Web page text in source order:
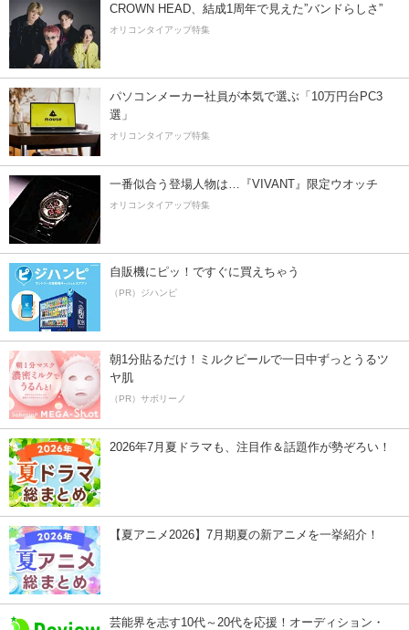
CROWN HEAD、結成1周年で見えた”バンドらしさ”
オリコンタイアップ特集
パソコンメーカー社員が本気で選ぶ「10万円台PC3
選」
オリコンタイアップ特集
一番似合う登場人物は…『VIVANT』限定ウオッチ
オリコンタイアップ特集
自販機にピッ！ですぐに買えちゃう
（PR）ジハンピ
朝1分貼るだけ！ミルクピールで一日中ずっとうるツ
ヤ肌
（PR）サボリーノ
2026年7月夏ドラマも、注目作＆話題作が勢ぞろい！
【夏アニメ2026】7月期夏の新アニメを一挙紹介！
芸能界を志す10代～20代を応援！オーディション・